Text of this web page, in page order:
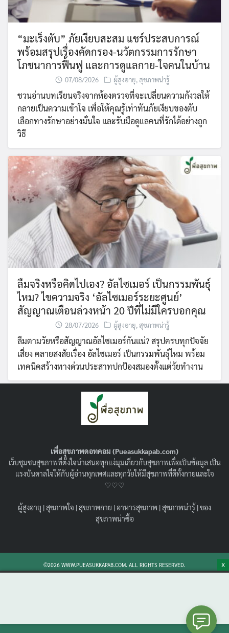
“มะเร็งตับ” ภัยเงียบสะสม แชร์ประสบการณ์
พร้อมสรุปเรื่องคัดกรอง-นวัตกรรมการรักษา
โภชนาการฟื้นฟู และการดูแลกาย-ใจคนในบ้าน
07/08/2026 ผู้สูงอายุ,สุขภาพน่ารู้
ชวนอ่านบทเรียนจริงจากห้องตรวจที่จะเปลี่ยนความกังวลให้
กลายเป็นความเข้าใจ เพื่อให้คุณรู้เท่าทันภัยเงียบของตับ
เลือกทางรักษาอย่างมั่นใจ และรับมือดูแลคนที่รักได้อย่างถูก
วิธี
ลืมจริงหรือคิดไปเอง? อัลไซเมอร์ เป็นกรรมพันธุ์
ไหม? ไขความจริง ‘อัลไซเมอร์ระยะศูนย์’
สัญญาณเตือนล่วงหน้า 20 ปีที่ไม่มีใครบอกคุณ
28/07/2026 ผู้สูงอายุ,สุขภาพน่ารู้
ลืมตามวัยหรือสัญญาณอัลไซเมอร์กันแน่? สรุปครบทุกปัจจัย
เสี่ยง คลายสงสัยเรื่อง อัลไซเมอร์ เป็นกรรมพันธุ์ไหม พร้อม
เทคนิคสร้างทางด่วนประสาทปกป้องสมองตั้งแต่วัยทำงาน
ฟิลเลอร์เพิ่มขนาด HA Filler คืออะไร ?
ขนาด HA สำหรับผู้ชาย พร้อมเปรียบเทียบข้อดี-ข้อจำกัด
เพื่อสุขภาพดอทคอม (Pueasukkapab.com)
เว็บชุมชนสุขภาพที่ตั้งใจนำเสนอทุกแง่มุมเกี่ยวกับสุขภาพเพื่อเป็นข้อมูล เป็น
แรงบันดาลใจให้กับผู้อ่านทุกเพศและทุกวัยให้มีสุขภาพที่ดีทั้งกายและใจ
♡♡♡
ผู้สูงอายุ |สุขภาพใจ |สุขภาพกาย |อาหารสุขภาพ |สุขภาพน่ารู้ |ของ
สุขภาพน่าซื้อ
©2026 WWW.PUEASUKKAPAB.COM. ALL RIGHTS RESERVED. X